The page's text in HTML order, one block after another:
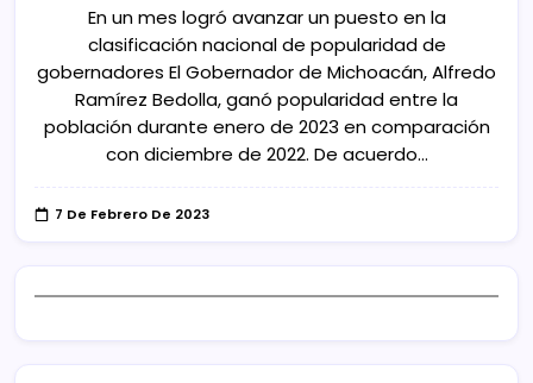
En un mes logró avanzar un puesto en la
clasificación nacional de popularidad de
gobernadores El Gobernador de Michoacán, Alfredo
Ramírez Bedolla, ganó popularidad entre la
población durante enero de 2023 en comparación
con diciembre de 2022. De acuerdo…
7 De Febrero De 2023